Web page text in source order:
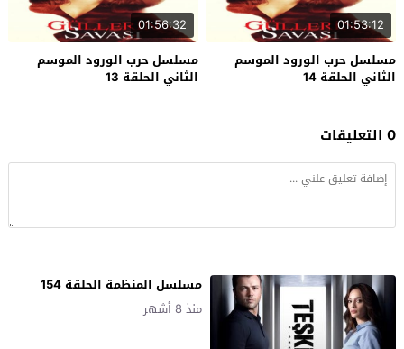
01:53:12
مسلسل حرب الورود الموسم
الثاني الحلقة 14
01:56:32
مسلسل حرب الورود الموسم
الثاني الحلقة 13
0 التعليقات
مسلسل المنظمة الحلقة 154
منذ 8 أشهر